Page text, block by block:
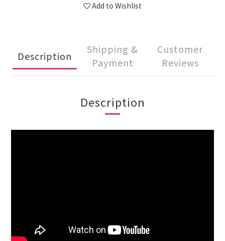
Add to Wishlist
Description
Shipping &
Payment
Customer
Reviews
Description